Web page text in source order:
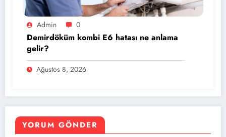
Admin 0
Demirdöküm kombi E6 hatası ne anlama
gelir?
Ağustos 8, 2026
YORUM GÖNDER